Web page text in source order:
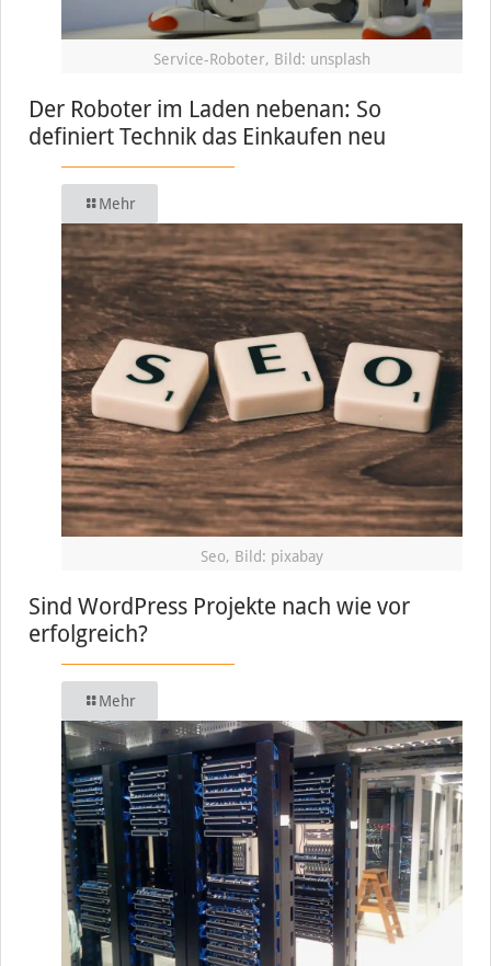
Service-Roboter, Bild: unsplash
Der Roboter im Laden nebenan: So
definiert Technik das Einkaufen neu
Mehr
Seo, Bild: pixabay
Sind WordPress Projekte nach wie vor
erfolgreich?
Mehr